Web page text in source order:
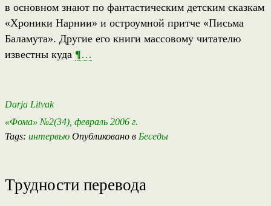
в основном знают по фантастическим детским сказкам
«Хроники Нарнии» и остроумной притче «Письма
Баламута». Другие его книги массовому читателю
известны куда ¶…
Darja Litvak
«Фома» №2(34), февраль 2006 г.
Tags: интервью Опубликовано в Беседы
Трудности перевода